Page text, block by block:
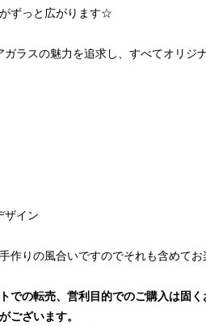
ずっと広がります☆
ラスの魅力を追求し、すべてオリジ
ザイン
りの風合いですのでそれも含めてお
の転売、営利目的でのご購入は固く
ございます。